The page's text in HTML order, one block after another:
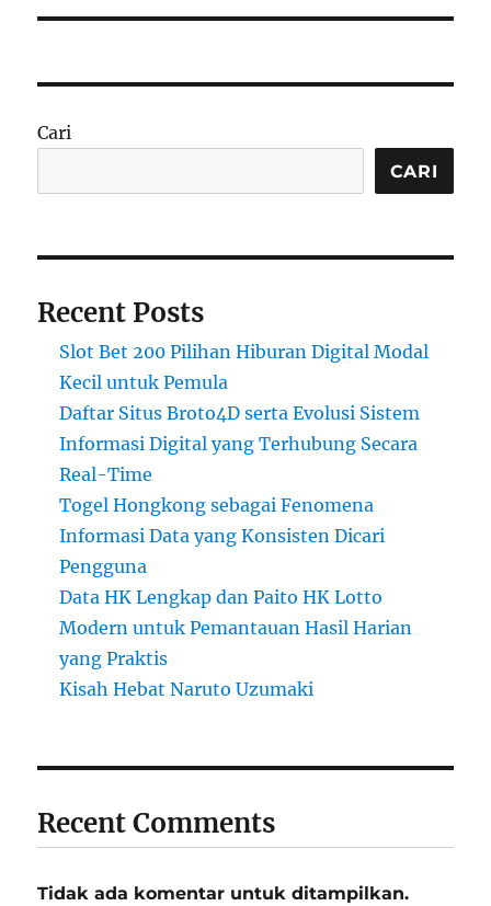
Cari
CARI
Recent Posts
Slot Bet 200 Pilihan Hiburan Digital Modal
Kecil untuk Pemula
Daftar Situs Broto4D serta Evolusi Sistem
Informasi Digital yang Terhubung Secara
Real-Time
Togel Hongkong sebagai Fenomena
Informasi Data yang Konsisten Dicari
Pengguna
Data HK Lengkap dan Paito HK Lotto
Modern untuk Pemantauan Hasil Harian
yang Praktis
Kisah Hebat Naruto Uzumaki
Recent Comments
Tidak ada komentar untuk ditampilkan.